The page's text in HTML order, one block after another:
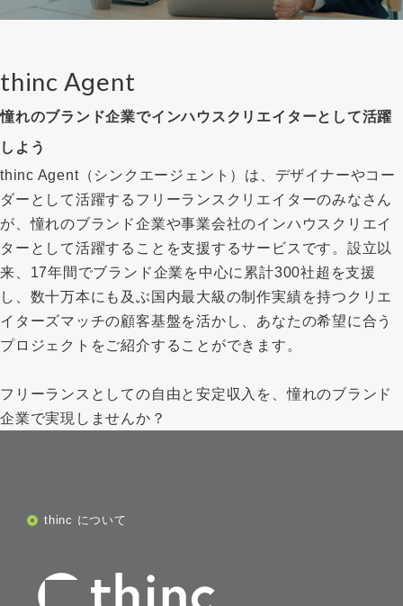
thinc Agent
憧れのブランド企業でインハウスクリエイターとして活躍
しよう
thinc Agent（シンクエージェント）は、デザイナーやコー
ダーとして活躍するフリーランスクリエイターのみなさん
が、憧れのブランド企業や事業会社のインハウスクリエイ
ターとして活躍することを支援するサービスです。設立以
来、17年間でブランド企業を中心に累計300社超を支援
し、数十万本にも及ぶ国内最大級の制作実績を持つクリエ
イターズマッチの顧客基盤を活かし、あなたの希望に合う
プロジェクトをご紹介することができます。
フリーランスとしての自由と安定収入を、憧れのブランド
企業で実現しませんか？
thinc について